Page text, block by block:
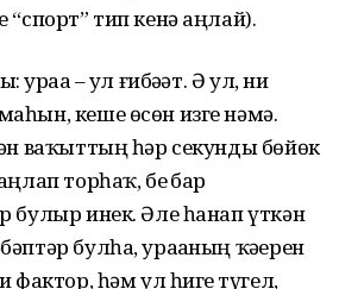
“спорт” тип кенә аңлай).
ураҙа – ул ғибәҙәт. Ә ул, ни
кеше өсөн изге нәмә.
ваҡыттың һәр секунды бөйөк
торһаҡ, беҙ бар
булыр инек. Әле һанап үткән
булһа, ураҙаның ҡәҙерен
фактор, һәм ул һигеҙ түгел,